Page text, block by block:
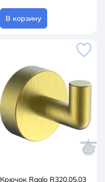
В корзину
Крючок Raglo R320.05.03